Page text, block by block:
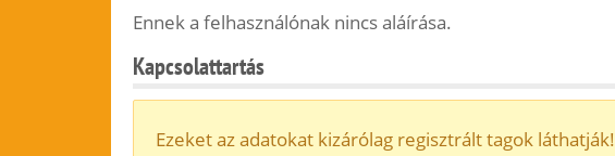
Ennek a felhasználónak nincs aláírása.
Kapcsolattartás
Ezeket az adatokat kizárólag regisztrált tagok láthatják!